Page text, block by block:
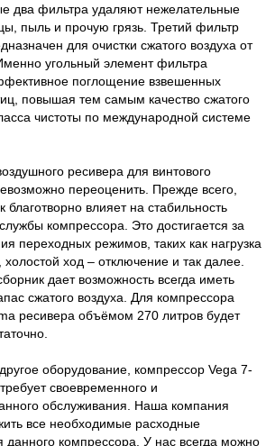
два фильтра удаляют нежелательные
пыль и прочую грязь. Третий фильтр
для очистки сжатого воздуха от
угольный элемент фильтра
поглощение взвешенных
повышая тем самым качество сжатого
чистоты по международной системе
ресивера для винтового
переоценить. Прежде всего,
благотворно влияет на стабильность
компрессора. Это достигается за
переходных режимов, таких как нагрузка
холостой ход – отключение и так далее.
дает возможность всегда иметь
сжатого воздуха. Для компрессора
ресивера объёмом 270 литров будет
оборудование, компрессор Vega 7-
своевременного и
обслуживания. Наша компания
все необходимые расходные
данного компрессора. У нас всегда можно